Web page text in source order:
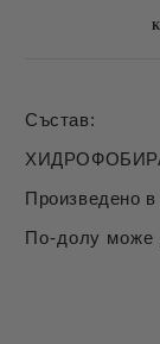
Състав:
Произведено
По-долу може